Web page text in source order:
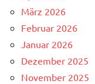
März 2026
Februar 2026
Januar 2026
Dezember 2025
November 2025